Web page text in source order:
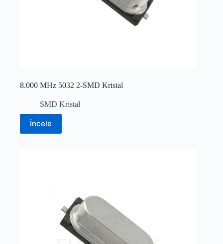
8.000 MHz 5032 2-SMD Kristal
SMD Kristal
İncele